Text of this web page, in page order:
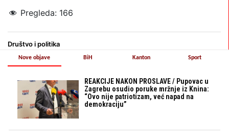
Pregleda: 166
Društvo i politika
Nove objave
REAKCIJE NAKON PROSLAVE / Pupovac u
Zagrebu osudio poruke mržnje iz Knina:
“Ovo nije patriotizam, već napad na
demokraciju”
BiH Kanton Sport